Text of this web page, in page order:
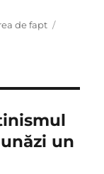
de fapt
un